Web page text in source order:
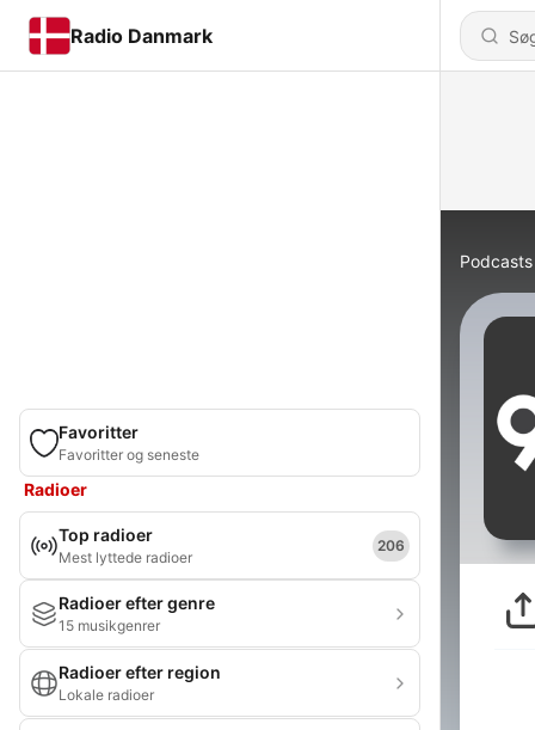
Radio Danmark
Favoritter
Favoritter og seneste
Radioer
Top radioer
Mest lyttede radioer
206
Radioer efter genre
15 musikgenrer
Radioer efter region
Lokale radioer
Podcasts